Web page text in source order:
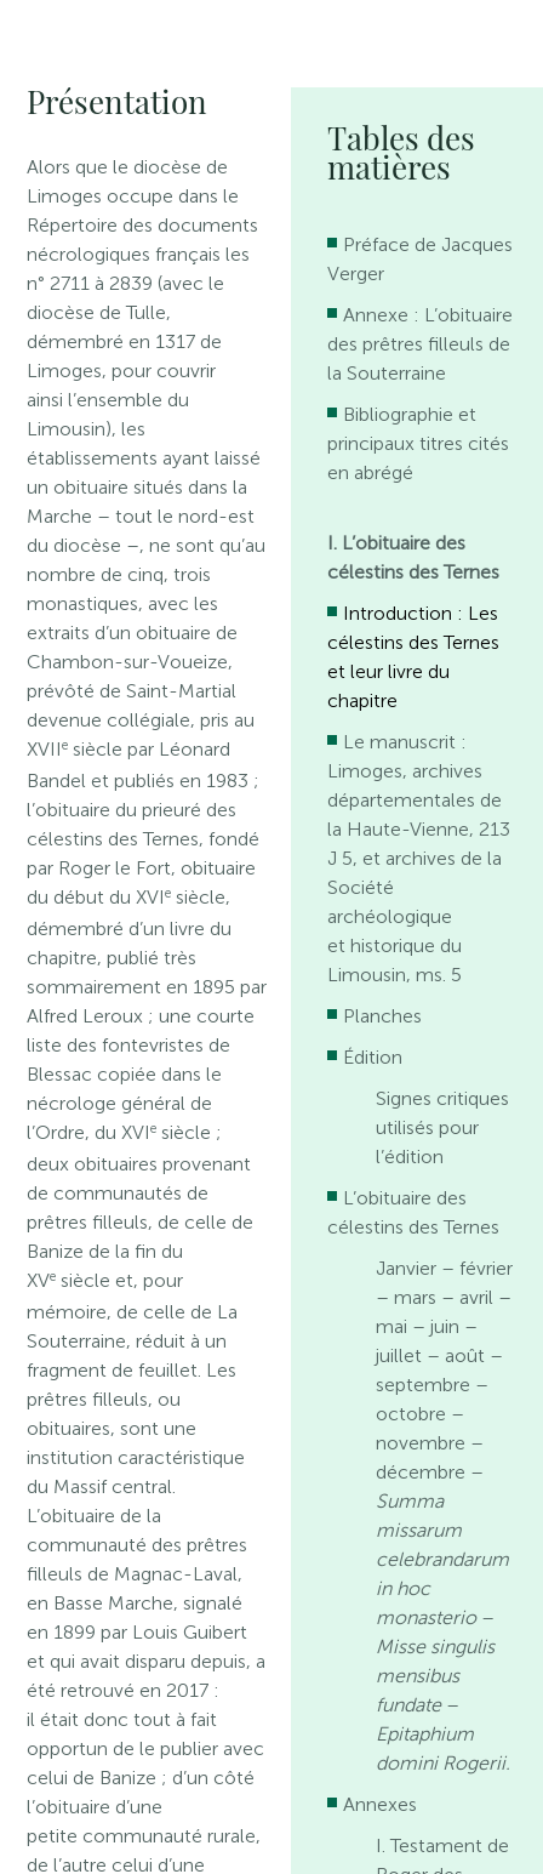
Présentation
Alors que le diocèse de
Limoges occupe dans le
Répertoire des documents
nécrologiques français les
n° 2711 à 2839 (avec le
diocèse de Tulle,
démembré en 1317 de
Limoges, pour couvrir
ainsi l’ensemble du
Limousin), les
établissements ayant laissé
un obituaire situés dans la
Marche – tout le nord-est
du diocèse –, ne sont qu’au
nombre de cinq, trois
monastiques, avec les
extraits d’un obituaire de
Chambon-sur-Voueize,
prévôté de Saint-Martial
devenue collégiale, pris au
XVIIe siècle par Léonard
Bandel et publiés en 1983 ;
l’obituaire du prieuré des
célestins des Ternes, fondé
par Roger le Fort, obituaire
du début du XVIe siècle,
démembré d’un livre du
chapitre, publié très
sommairement en 1895 par
Alfred Leroux ; une courte
liste des fontevristes de
Blessac copiée dans le
nécrologe général de
l’Ordre, du XVIe siècle ;
deux obituaires provenant
de communautés de
prêtres filleuls, de celle de
Banize de la fin du
XVe siècle et, pour
mémoire, de celle de La
Souterraine, réduit à un
fragment de feuillet. Les
prêtres filleuls, ou
obituaires, sont une
institution caractéristique
du Massif central.
L’obituaire de la
communauté des prêtres
filleuls de Magnac-Laval,
en Basse Marche, signalé
en 1899 par Louis Guibert
et qui avait disparu depuis, a
été retrouvé en 2017 :
il était donc tout à fait
opportun de le publier avec
celui de Banize ; d’un côté
l’obituaire d’une
petite communauté rurale,
de l’autre celui d’une
Tables des
matières
Préface de Jacques
Verger
Annexe : L’obituaire
des prêtres filleuls de
la Souterraine
Bibliographie et
principaux titres cités
en abrégé
I. L’obituaire des
célestins des Ternes
Introduction : Les
célestins des Ternes
et leur livre du
chapitre
Le manuscrit :
Limoges, archives
départementales de
la Haute-Vienne, 213
J 5, et archives de la
Société
archéologique
et historique du
Limousin, ms. 5
Planches
Édition
Signes critiques
utilisés pour
l’édition
L’obituaire des
célestins des Ternes
Janvier – février
– mars – avril –
mai – juin –
juillet – août –
septembre –
octobre –
novembre –
décembre –
Summa
missarum
celebrandarum
in hoc
monasterio–
Misse singulis
mensibus
fundate –
Epitaphium
domini Rogerii.
Annexes
I. Testament de